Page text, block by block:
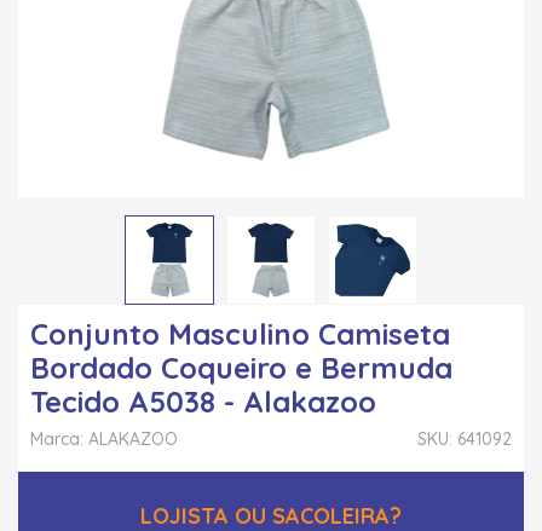
Conjunto Masculino Camiseta
Bordado Coqueiro e Bermuda
Tecido A5038 - Alakazoo
SKU: 641092
Marca: ALAKAZOO
LOJISTA OU SACOLEIRA?